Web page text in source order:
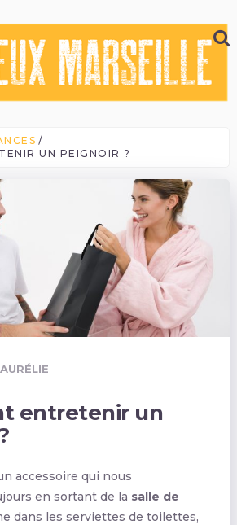
UN PEIGNOIR ?
AURÉLIE
entretenir un
accessoire qui nous
en sortant de la salle de
dans les serviettes de toilettes,